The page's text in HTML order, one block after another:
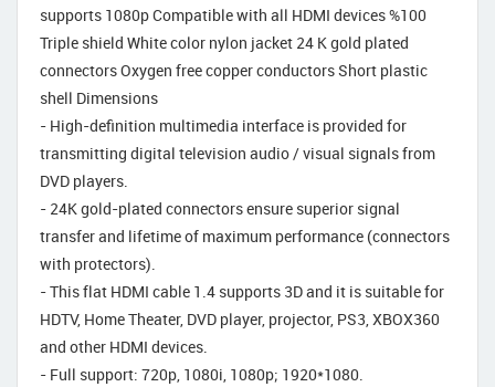
supports 1080p Compatible with all HDMI devices %100
Triple shield White color nylon jacket 24 K gold plated
connectors Oxygen free copper conductors Short plastic
shell Dimensions
- High-definition multimedia interface is provided for
transmitting digital television audio / visual signals from
DVD players.
- 24K gold-plated connectors ensure superior signal
transfer and lifetime of maximum performance (connectors
with protectors).
- This flat HDMI cable 1.4 supports 3D and it is suitable for
HDTV, Home Theater, DVD player, projector, PS3, XBOX360
and other HDMI devices.
- Full support: 720p, 1080i, 1080p; 1920*1080.